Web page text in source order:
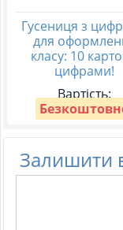
Гусениця з
для
класу: 10
цифрами!
Вартість:
Залишити